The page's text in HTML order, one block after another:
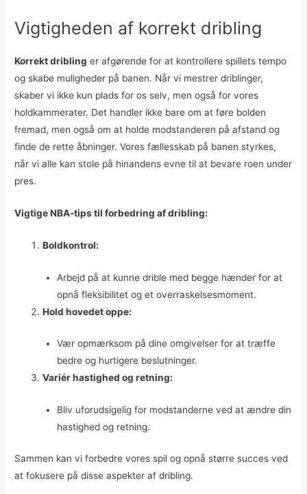
Vigtigheden af korrekt dribling
Korrekt dribling er afgørende for at kontrollere spillets tempo
og skabe muligheder på banen. Når vi mestrer driblinger,
skaber vi ikke kun plads for os selv, men også for vores
holdkammerater. Det handler ikke bare om at føre bolden
fremad, men også om at holde modstanderen på afstand og
finde de rette åbninger. Vores fællesskab på banen styrkes,
når vi alle kan stole på hinandens evne til at bevare roen under
pres.
Vigtige NBA-tips til forbedring af dribling:
Boldkontrol:
Arbejd på at kunne drible med begge hænder for at
opnå fleksibilitet og et overraskelsesmoment.
Hold hovedet oppe:
Vær opmærksom på dine omgivelser for at træffe
bedre og hurtigere beslutninger.
Variér hastighed og retning:
Bliv uforudsigelig for modstanderne ved at ændre din
hastighed og retning.
Sammen kan vi forbedre vores spil og opnå større succes ved
at fokusere på disse aspekter af dribling.